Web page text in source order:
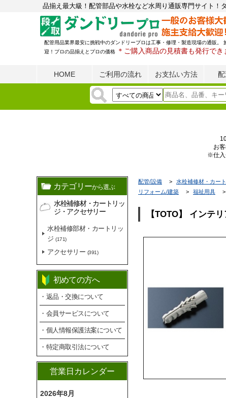
品揃え最大級！配管部品や水栓など水周り通販専門サイト！
配管用品業界最安に挑戦中のダンドリープロは工事・修理・製造現場の通販。
迎！プロの品揃えとプロの価格
＊ご購入商品の見積書も発行でき
HOME ご利用の流れ お支払い方法
お
※仕入
カテゴリーから選ぶ
水栓補修材・カートリッ
ジ・アクセサリー
水栓補修部材・カートリッ
ジ(171)
アクセサリー (391)
初めての方へ
・返品・交換について
・会員サービスについて
・個人情報保護法案について
・特定商取引法について
営業日カレンダー
2026年8月
配管/設備 水栓補修材・カー
リフォーム/建築
福祉用具
【TOTO】 インテ